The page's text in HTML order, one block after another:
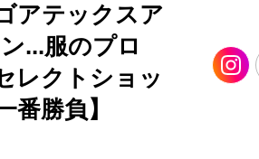
アテックスア
...服のプロ
レクトショッ
勝負】